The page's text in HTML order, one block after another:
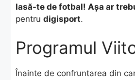
lasă-te de fotbal! Așa ar
pentru digisport.
Programul
Înainte de confruntarea din